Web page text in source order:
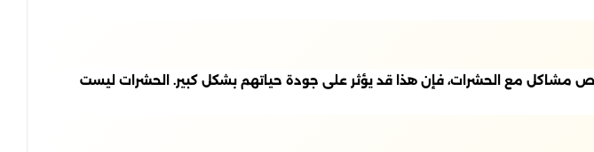
مشاكل مع الحشرات، فإن هذا قد يؤثر على جودة حياتهم بشكل كبير. الحشرات ليست